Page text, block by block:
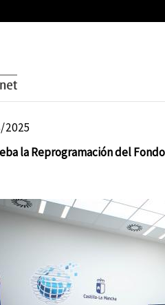
2025
la Reprogramación del